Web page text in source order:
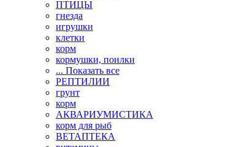
ПТИЦЫ
гнезда
игрушки
клетки
корм
кормушки, поилки
... Показать все
РЕПТИЛИИ
грунт
корм
АКВАРИУМИСТИКА
корм для рыб
ВЕТАПТЕКА